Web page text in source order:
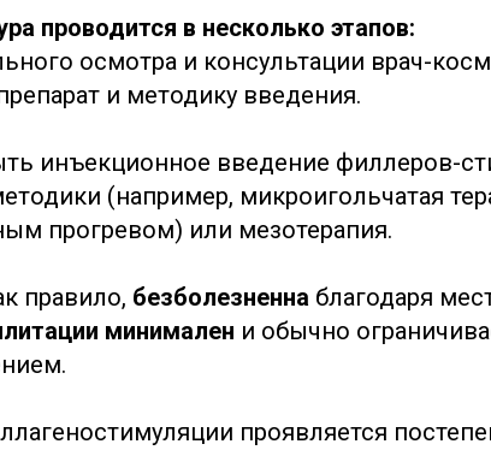
проводится в несколько этапов:
осмотра и консультации врач-
и методику введения.
инъекционное введение филлеров-
(например, микроигольчатая
прогревом) или мезотерапия.
правило, безболезненна благодаря
минимален и обычно
проявляется